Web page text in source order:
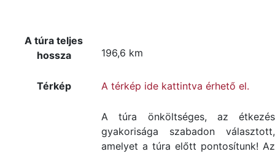
A túra teljes
hossza
196,6 km
Térkép A térkép ide kattintva érhető el.
A túra önköltséges, az étkezés
gyakorisága szabadon választott,
amelyet a túra előtt pontosítunk! Az